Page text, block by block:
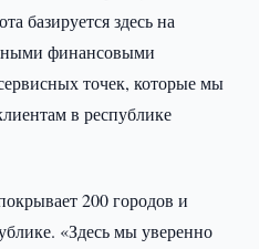
базируется здесь на
финансовыми
точек, которые мы
в республике
200 городов и
«Здесь мы уверенно